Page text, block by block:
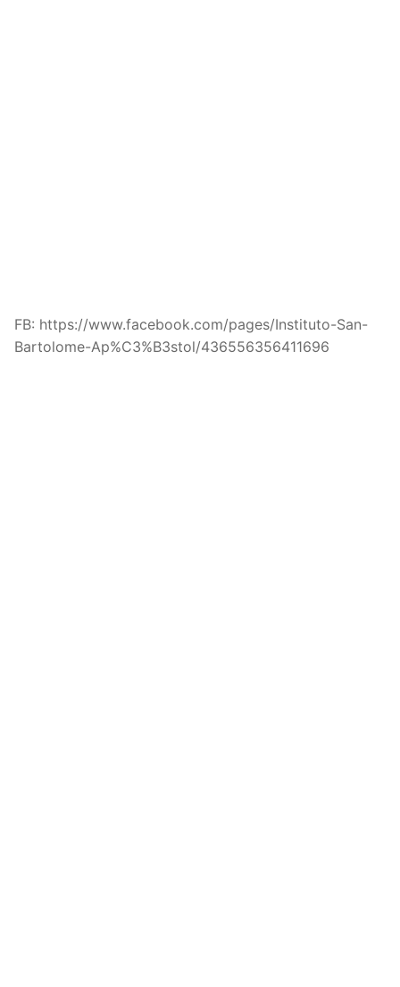
FB: https://www.facebook.com/pages/Instituto-San-
Bartolome-Ap%C3%B3stol/436556356411696